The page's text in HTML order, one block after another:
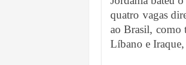
quatro vagas
ao Brasil, como
Líbano e Iraque,